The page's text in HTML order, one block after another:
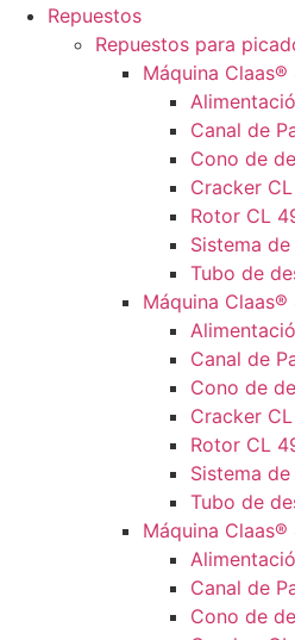
Repuestos
Repuestos para
Máquina Claas®
Canal de
Cono de
Cracker
Rotor CL
Sistema
Tubo de
Máquina Claas®
Canal de
Cono de
Cracker
Rotor CL
Sistema
Tubo de
Máquina Claas®
Canal de
Cono de